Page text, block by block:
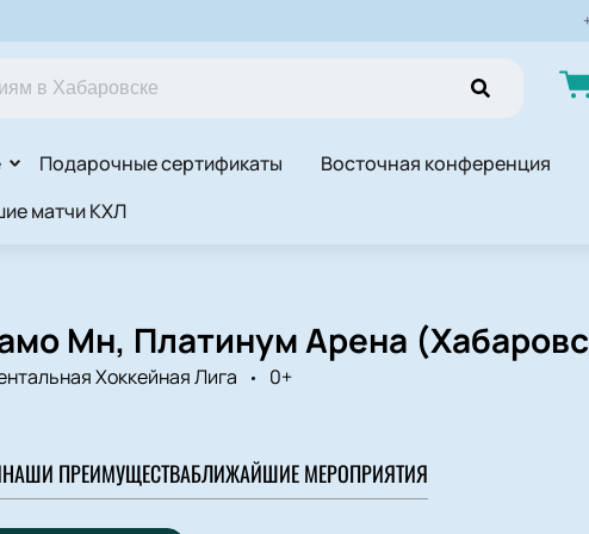
Подарочные сертификаты
Восточная конференция
матчи КХЛ
Мн, Платинум Арена
Хоккейная Лига
0+
НАШИ ПРЕИМУЩЕСТВАБЛИЖАЙШИЕ МЕРОПРИЯТИЯ